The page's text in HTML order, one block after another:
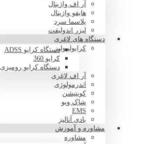
آر اف واژینال
هایفو واژینال
پلاسما سرد
لیزر اندولیفت
دستگاه های لاغری
کرایولیپولیزدستگاه کرایو ADSS
کرایو 360
دستگاه کرایو رومیزی
آر اف لاغری
اندرمولوژی
کویتیشن
شاک ویو
EMS
بادی آنالیز
مشاوره و آموزش
مشاوره